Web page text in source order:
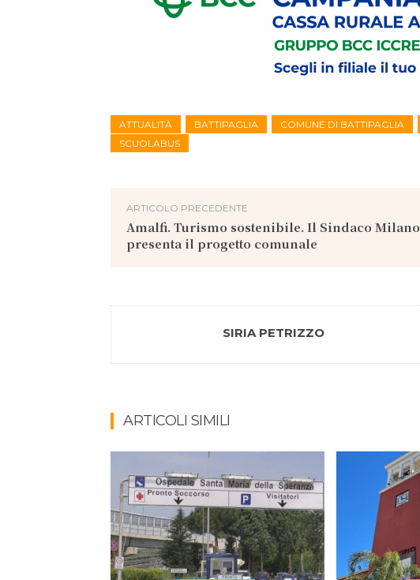
ATTUALITÀ BATTIPAGLIA COMUNE DI BATTIPAGLIA
SCUOLABUS
ARTICOLO PRECEDENTE
Amalfi. Turismo sostenibile. Il Sindaco Milano
presenta il progetto comunale
SIRIA PETRIZZO
ARTICOLI SIMILI